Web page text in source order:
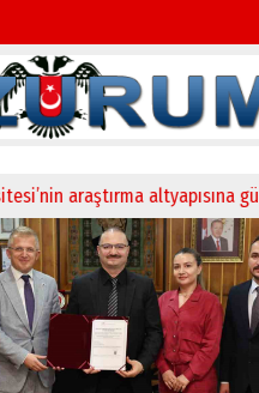
altyapısına güçlü onay